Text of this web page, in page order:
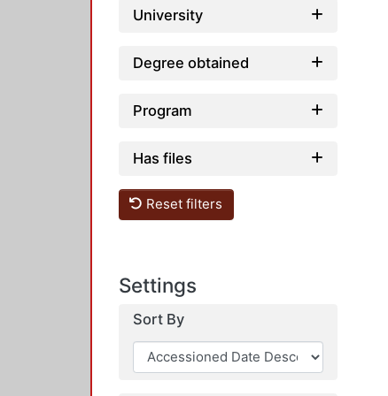
University
Degree obtained
Program
Has files
Reset filters
Settings
Sort By